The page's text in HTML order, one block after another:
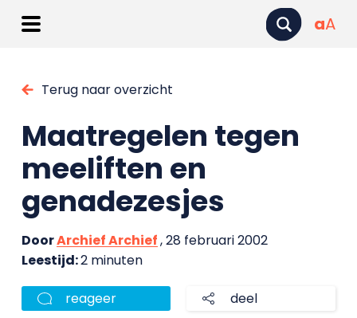
aA
Terug naar overzicht
Maatregelen tegen
meeliften en
genadezesjes
DoorArchief Archief, 28 februari 2002
Leestijd:2 minuten
reageer deel